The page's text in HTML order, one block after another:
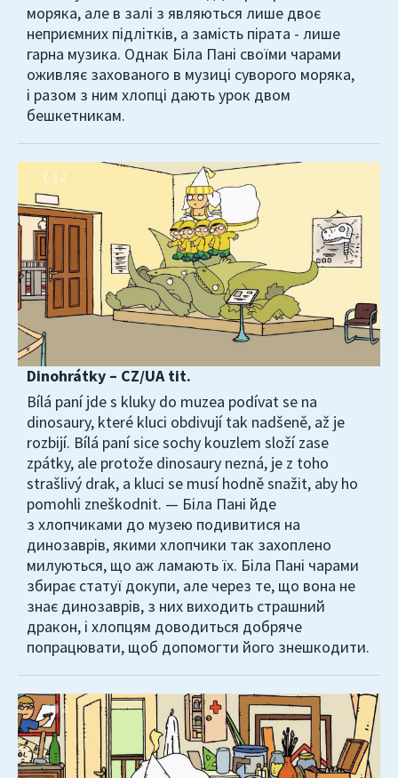
моряка, але в залі з являються лише двоє
неприємних підлітків, а замість пірата - лише
гарна музика. Однак Біла Пані своїми чарами
оживляє захованого в музиці суворого моряка,
і разом з ним хлопці дають урок двом
бешкетникам.
Dinohrátky – CZ/UA tit.
Bílá paní jde s kluky do muzea podívat se na
dinosaury, které kluci obdivují tak nadšeně, až je
rozbijí. Bílá paní sice sochy kouzlem složí zase
zpátky, ale protože dinosaury nezná, je z toho
strašlivý drak, a kluci se musí hodně snažit, aby ho
pomohli zneškodnit. — Біла Пані йде
з хлопчиками до музею подивитися на
динозаврів, якими хлопчики так захоплено
милуються, що аж ламають їх. Біла Пані чарами
збирає статуї докупи, але через те, що вона не
знає динозаврів, з них виходить страшний
дракон, і хлопцям доводиться добряче
попрацювати, щоб допомогти його знешкодити.